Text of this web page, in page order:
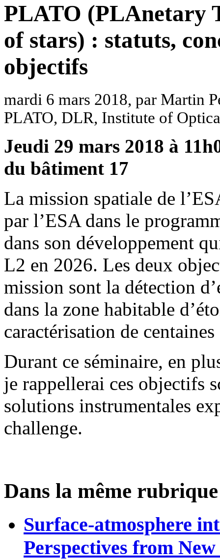
PLATO (PLAnetary
of stars) : statuts,
objectifs
mardi 6 mars 2018, par Martin
PLATO, DLR, Institute of
Jeudi 29 mars 2018 à
du bâtiment 17
La mission spatiale de
par l’ESA dans le
dans son développement
L2 en 2026. Les deux
mission sont la détection
dans la zone habitable
caractérisation de
Durant ce séminaire, en
je rappellerai ces objectifs
solutions instrumentales
challenge.
Dans la même rubrique
Surface-atmosphere
Perspectives from